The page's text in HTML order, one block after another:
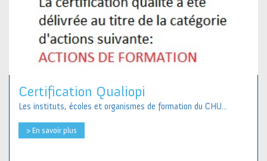
Certification Qualiopi
Les instituts, écoles et organismes de formation du CHU...
> En savoir plus